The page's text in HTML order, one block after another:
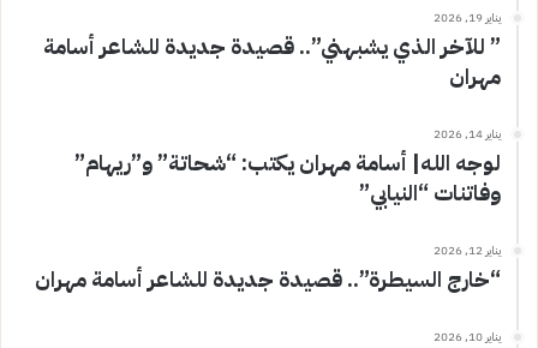
يناير 19, 2026
” للآخر الذي يشبهني”.. قصيدة جديدة للشاعر أسامة
مهران
يناير 14, 2026
لوجه الله| أسامة مهران يكتب: “شحاتة” و”ريهام”
وفاتنات “النيابي”
يناير 12, 2026
“خارج السيطرة”.. قصيدة جديدة للشاعر أسامة مهران
يناير 10, 2026